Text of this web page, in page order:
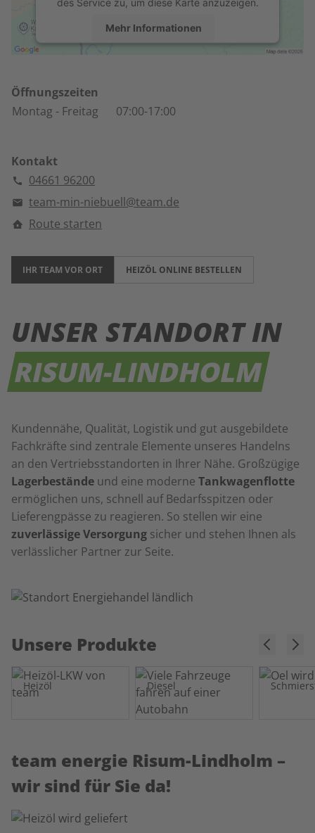
Mehr Informationen
powered by
Management Platform
Öffnungszeiten
Montag - Freitag 07:00-17:00
Kontakt
04661 96200
team-min-niebuell@team.de
Route starten
IHR TEAM VOR ORT HEIZÖL ONLINE BESTELLEN
UNSER STANDORT IN
RISUM-LINDHOLM
Kundennähe, Qualität, Logistik und gut ausgebildete
Fachkräfte sind zentrale Elemente unseres Handelns
an den Vertriebsstandorten in Ihrer Nähe. Großzügige
Lagerbestände und eine moderne Tankwagenflotte
ermöglichen uns, schnell auf Bedarfsspitzen oder
Lieferengpässe zu reagieren. So stellen wir eine
zuverlässige Versorgung sicher und stehen Ihnen als
verlässlicher Partner zur Seite.
Unsere Produkte
Heizöl Diesel
team energie Risum-Lindholm –
wir sind für Sie da!